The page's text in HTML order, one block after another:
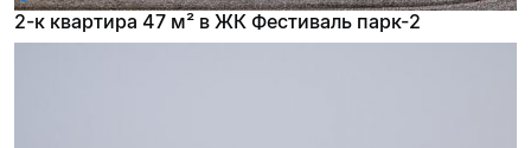
2-к квартира 47 м² в ЖК Фестиваль парк-2